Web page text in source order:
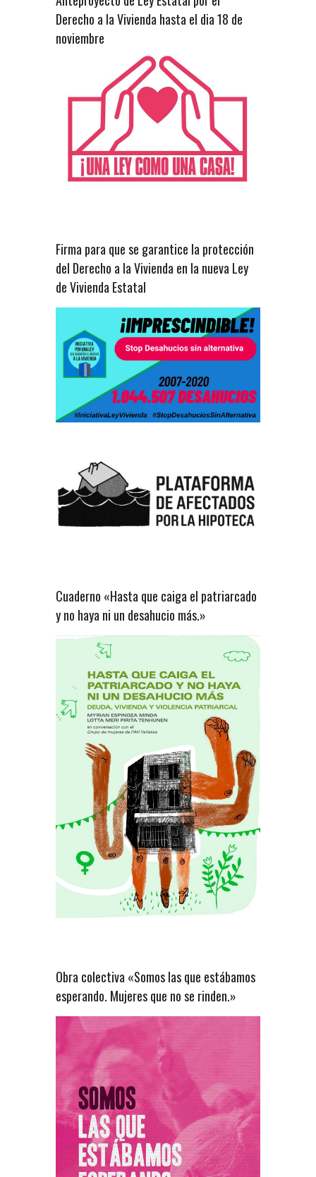
Derecho a la Vivienda hasta el dia 18 de
noviembre
Firma para que se garantice la protección
del Derecho a la Vivienda en la nueva Ley
de Vivienda Estatal
Cuaderno «Hasta que caiga el patriarcado
y no haya ni un desahucio más.»
Obra colectiva «Somos las que estábamos
esperando. Mujeres que no se rinden.»